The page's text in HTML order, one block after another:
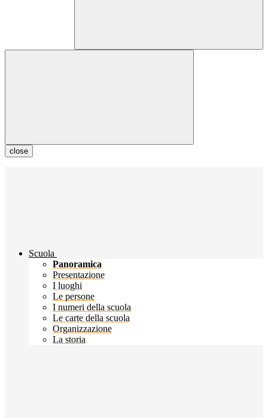
close
Scuola
Panoramica
Presentazione
I luoghi
Le persone
I numeri della scuola
Le carte della scuola
Organizzazione
La storia